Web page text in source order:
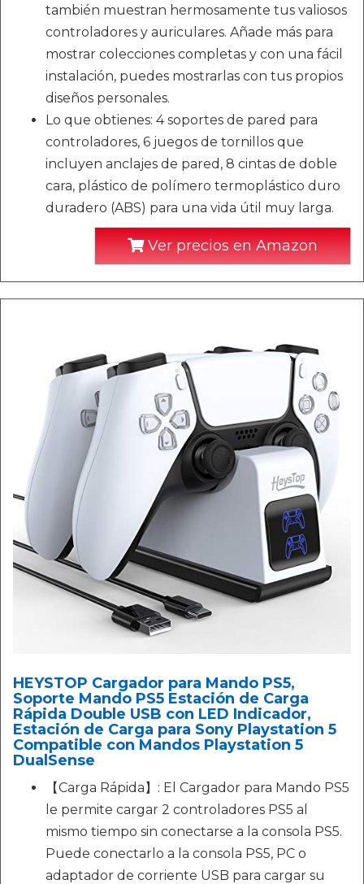
también muestran hermosamente tus valiosos
controladores y auriculares. Añade más para
mostrar colecciones completas y con una fácil
instalación, puedes mostrarlas con tus propios
diseños personales.
Lo que obtienes: 4 soportes de pared para
controladores, 6 juegos de tornillos que
incluyen anclajes de pared, 8 cintas de doble
cara, plástico de polímero termoplástico duro
duradero (ABS) para una vida útil muy larga.
Ver precios en Amazon
HEYSTOP Cargador para Mando PS5,
Soporte Mando PS5 Estación de Carga
Rápida Double USB con LED Indicador,
Estación de Carga para Sony Playstation 5
Compatible con Mandos Playstation 5
DualSense
【Carga Rápida】: El Cargador para Mando PS5
le permite cargar 2 controladores PS5 al
mismo tiempo sin conectarse a la consola PS5.
Puede conectarlo a la consola PS5, PC o
adaptador de corriente USB para cargar su